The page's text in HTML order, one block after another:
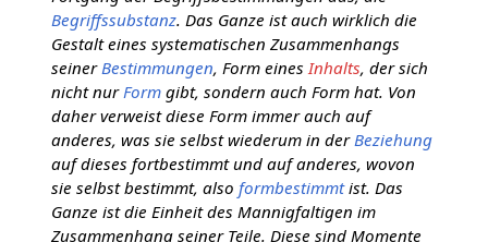
Begriffssubstanz. Das Ganze ist auch wirklich die
Gestalt eines systematischen Zusammenhangs
seiner Bestimmungen, Form eines Inhalts, der sich
nicht nur Formgibt, sondern auch Form hat. Von
daher verweist diese Form immer auch auf
anderes, was sie selbst wiederum in der Beziehung
auf dieses fortbestimmt und auf anderes, wovon
sie selbst bestimmt, also formbestimmtist. Das
Ganze ist die Einheit des Mannigfaltigen im
Zusammenhang seiner Teile. Diese sind Momente